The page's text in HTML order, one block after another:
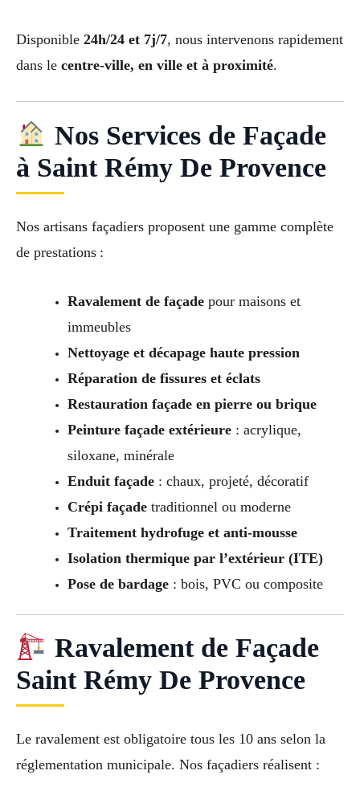
Disponible 24h/24 et 7j/7, nous intervenons rapidement
dans le centre-ville, en ville et à proximité.
Nos Services de Façade
à Saint Rémy De Provence
Nos artisans façadiers proposent une gamme complète
de prestations :
Ravalement de façadepour maisons et
immeubles
Nettoyage et décapage haute pression
Réparation de fissures et éclats
Restauration façade en pierre ou brique
Peinture façade extérieure: acrylique,
siloxane, minérale
Enduit façade: chaux, projeté, décoratif
Crépi façadetraditionnel ou moderne
Traitement hydrofuge et anti-mousse
Isolation thermique par l’extérieur (ITE)
Pose de bardage: bois, PVC ou composite
Ravalement de Façade
Saint Rémy De Provence
Le ravalement est obligatoire tous les 10 ans selon la
réglementation municipale. Nos façadiers réalisent :